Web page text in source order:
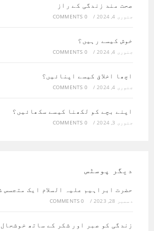
صحت مند زندگی کے راز
جنوری 4, 2024 /
0 COMMENTS
خوش کیسے رہیں؟
جنوری 4, 2024 /
0 COMMENTS
اچھا اخلاق کیسے اپنائیں؟
جنوری 4, 2024 /
0 COMMENTS
اپنے بچے کو لکھنا کیسے سکھائیں؟
جنوری 3, 2024 /
0 COMMENTS
دیگر پوسٹس
حضرت ابراہیم علیہ السلام ایک متجسس
دسمبر 28, 2023 /
0 COMMENTS
زندگی کو صبر اور شکر کے ساتھ